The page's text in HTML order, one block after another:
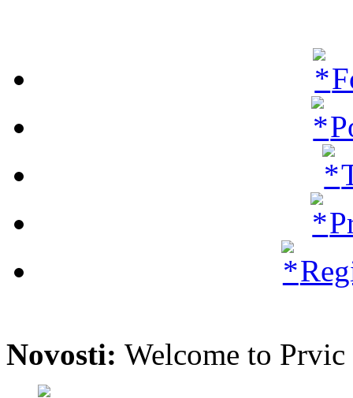
Novosti: Welcome to